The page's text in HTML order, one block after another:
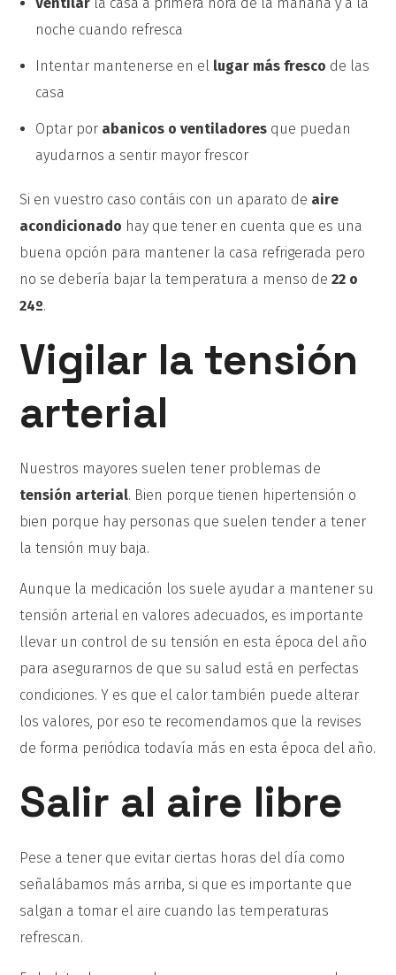
noche cuando refresca
Intentar mantenerse en el lugar más fresco de las
casa
Optar por abanicos o ventiladores que puedan
ayudarnos a sentir mayor frescor
Si en vuestro caso contáis con un aparato de aire
acondicionado hay que tener en cuenta que es una
buena opción para mantener la casa refrigerada pero
no se debería bajar la temperatura a menso de22 o
24º.
Vigilar la tensión
arterial
Nuestros mayores suelen tener problemas de
tensión arterial. Bien porque tienen hipertensión o
bien porque hay personas que suelen tender a tener
la tensión muy baja.
Aunque la medicación los suele ayudar a mantener su
tensión arterial en valores adecuados, es importante
llevar un control de su tensión en esta época del año
para asegurarnos de que su salud está en perfectas
condiciones. Y es que el calor también puede alterar
los valores, por eso te recomendamos que la revises
de forma periódica todavía más en esta época del año.
Salir al aire libre
Pese a tener que evitar ciertas horas del día como
señalábamos más arriba, si que es importante que
salgan a tomar el aire cuando las temperaturas
refrescan.